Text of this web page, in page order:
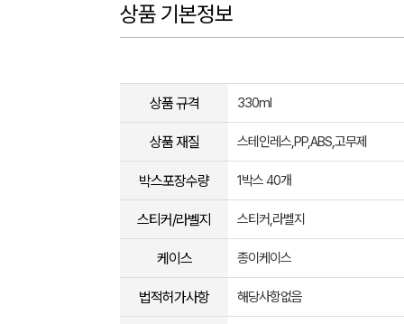
상품 기본정보
상품 규격 330ml
상품 재질 스테인레스,PP,ABS,고무제
박스포장수량 1박스 40개
스티커/라벨지 스티커,라벨지
케이스 종이케이스
법적허가사항 해당사항없음